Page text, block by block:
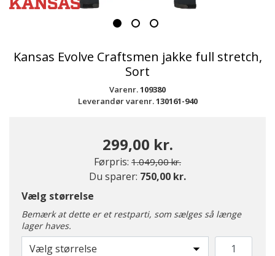
Kansas Evolve Craftsmen jakke full stretch,
Sort
Varenr.109380
Leverandør varenr.130161-940
299,00 kr.
Førpris: Pris nedsat fra
1.049,00 kr.til
Du sparer: 750,00 kr.
Vælg størrelse
Bemærk at dette er et restparti, som sælges så længe
lager haves.
Vælg størrelse